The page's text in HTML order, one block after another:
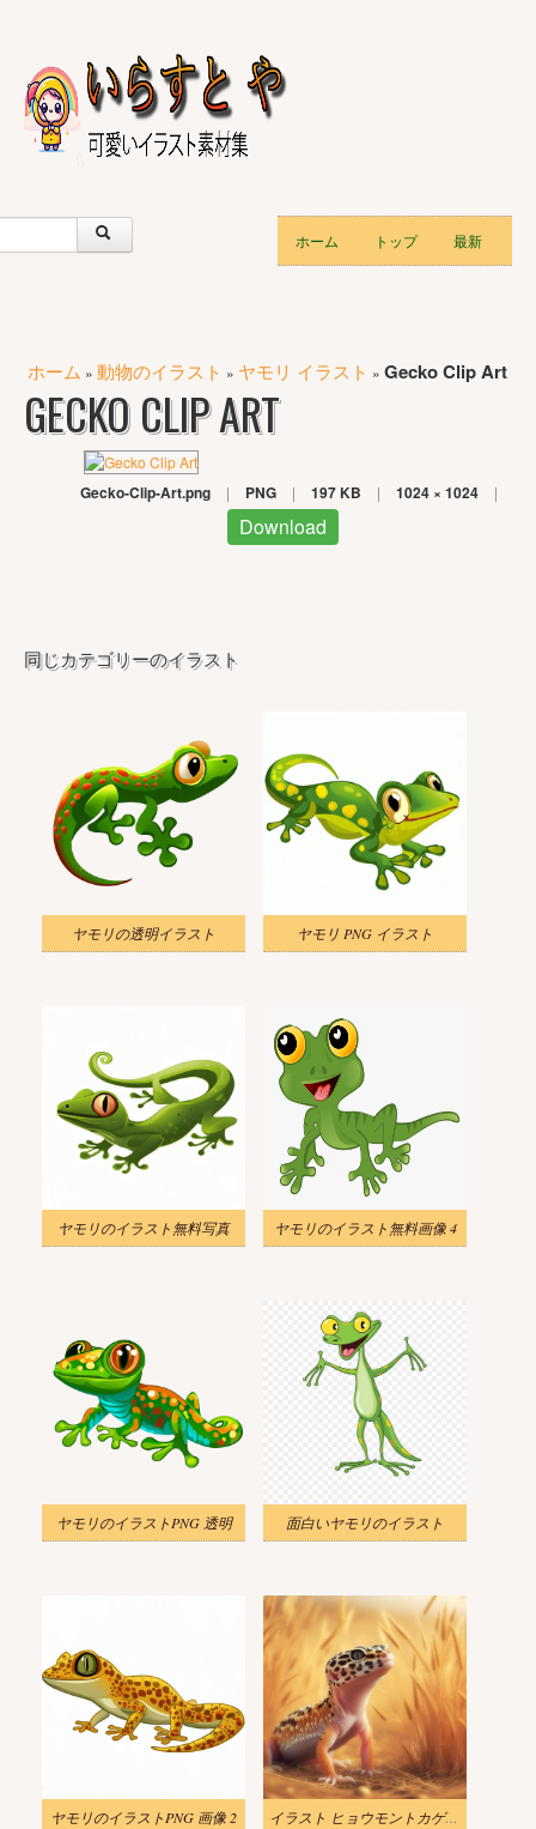
ホーム トップ 最新
ホーム » 動物のイラスト » ヤモリ イラスト » Gecko Clip Art
GECKO CLIP ART
Gecko-Clip-Art.png | PNG | 197 KB | 1024 × 1024 |
Download
同じカテゴリーのイラスト
ヤモリの透明イラスト ヤモリ PNG イラスト
ヤモリのイラスト無料写真 ヤモリのイラスト無料画像 4
ヤモリのイラストPNG 透明 面白いヤモリのイラスト
ヤモリのイラストPNG 画像 2 イラスト ヒョウモントカゲモドキ 背景 2